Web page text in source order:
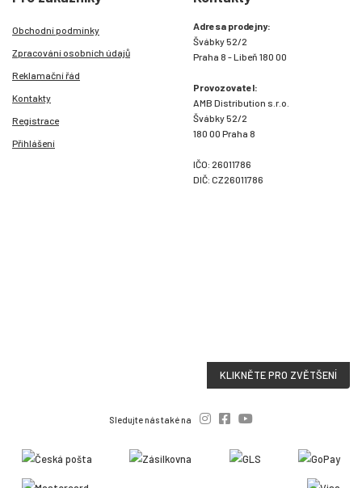
Obchodní podmínky
Zpracování osobních údajů
Reklamační řád
Kontakty
Registrace
Přihlášení
Adresa prodejny:
Švábky 52/2
Praha 8 - Libeň 180 00
Provozovatel:
AMB Distribution s.r.o.
Švábky 52/2
180 00 Praha 8
IČO: 26011786
DIČ: CZ26011786
KLIKNĚTE PRO ZVĚTŠENÍ
Sledujte nás také na